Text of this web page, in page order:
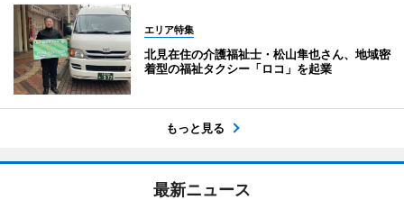
エリア特集
北見在住の介護福祉士・松山隼也さん、地域密
着型の福祉タクシー「ロコ」を起業
もっと見る
最新ニュース